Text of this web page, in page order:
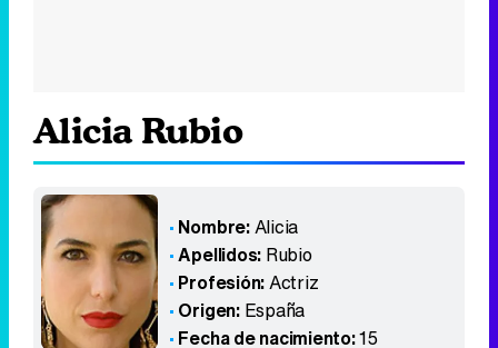
Alicia Rubio
Nombre:Alicia
Apellidos: Rubio
Profesión:Actriz
Origen: España
Fecha de nacimiento:15